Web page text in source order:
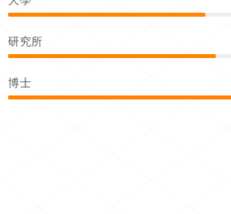
研究所
博士